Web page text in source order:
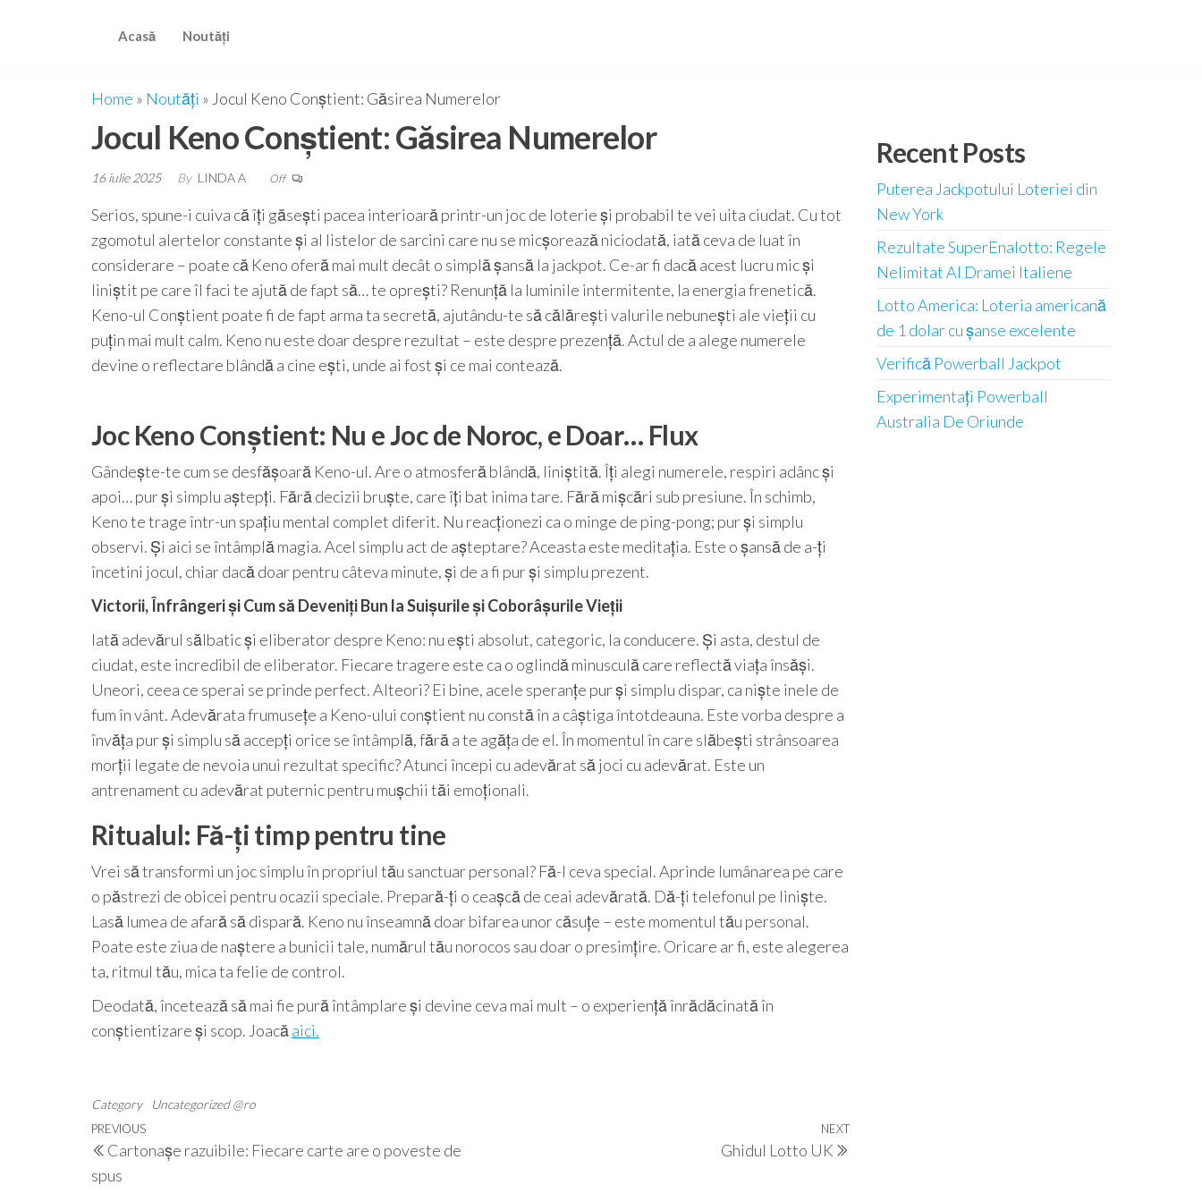
Acasă Noutăți
Home » Noutăți » Jocul Keno Conștient: Găsirea Numerelor
Jocul Keno Conștient: Găsirea Numerelor
16 iulie 2025 By LINDA A Off
Serios, spune-i cuiva că îți găsești pacea interioară printr-un joc de loterie și probabil te vei uita ciudat. Cu tot
zgomotul alertelor constante și al listelor de sarcini care nu se micșorează niciodată, iată ceva de luat în
considerare – poate că Keno oferă mai mult decât o simplă șansă la jackpot. Ce-ar fi dacă acest lucru mic și
liniștit pe care îl faci te ajută de fapt să… te oprești? Renunță la luminile intermitente, la energia frenetică.
Keno-ul Conștient poate fi de fapt arma ta secretă, ajutându-te să călărești valurile nebunești ale vieții cu
puțin mai mult calm. Keno nu este doar despre rezultat – este despre prezență. Actul de a alege numerele
devine o reflectare blândă a cine ești, unde ai fost și ce mai contează.
Joc Keno Conștient: Nu e Joc de Noroc, e Doar… Flux
Gândește-te cum se desfășoară Keno-ul. Are o atmosferă blândă, liniștită. Îți alegi numerele, respiri adânc și
apoi… pur și simplu aștepți. Fără decizii bruște, care îți bat inima tare. Fără mișcări sub presiune. În schimb,
Keno te trage într-un spațiu mental complet diferit. Nu reacționezi ca o minge de ping-pong; pur și simplu
observi. Și aici se întâmplă magia. Acel simplu act de așteptare? Aceasta este meditația. Este o șansă de a-ți
încetini jocul, chiar dacă doar pentru câteva minute, și de a fi pur și simplu prezent.
Victorii, Înfrângeri și Cum să Deveniți Bun la Suișurile și Coborâșurile Vieții
Iată adevărul sălbatic și eliberator despre Keno: nu ești absolut, categoric, la conducere. Și asta, destul de
ciudat, este incredibil de eliberator. Fiecare tragere este ca o oglindă minusculă care reflectă viața însăși.
Uneori, ceea ce sperai se prinde perfect. Alteori? Ei bine, acele speranțe pur și simplu dispar, ca niște inele de
fum în vânt. Adevărata frumusețe a Keno-ului conștient nu constă în a câștiga întotdeauna. Este vorba despre a
învăța pur și simplu să accepți orice se întâmplă, fără a te agăța de el. În momentul în care slăbești strânsoarea
morții legate de nevoia unui rezultat specific? Atunci începi cu adevărat să joci cu adevărat. Este un
antrenament cu adevărat puternic pentru mușchii tăi emoționali.
Ritualul: Fă-ți timp pentru tine
Vrei să transformi un joc simplu în propriul tău sanctuar personal? Fă-l ceva special. Aprinde lumânarea pe care
o păstrezi de obicei pentru ocazii speciale. Prepară-ți o ceașcă de ceai adevărată. Dă-ți telefonul pe liniște.
Lasă lumea de afară să dispară. Keno nu înseamnă doar bifarea unor căsuțe – este momentul tău personal.
Poate este ziua de naștere a bunicii tale, numărul tău norocos sau doar o presimțire. Oricare ar fi, este alegerea
ta, ritmul tău, mica ta felie de control.
Deodată, încetează să mai fie pură întâmplare și devine ceva mai mult – o experiență înrădăcinată în
conștientizare și scop. Joacăaici.
Category Uncategorized @ro
Navigare
în
articole
Previous
Post
PREVIOUS
Cartonașe razuibile: Fiecare carte are o poveste de
spus
Next
NEXT
Ghidul Lotto UK
Recent Posts
Puterea Jackpotului Loteriei din
New York
Rezultate SuperEnalotto: Regele
Nelimitat Al Dramei Italiene
Lotto America: Loteria americană
de 1 dolar cu șanse excelente
Verifică Powerball Jackpot
Experimentați Powerball
Australia De Oriunde